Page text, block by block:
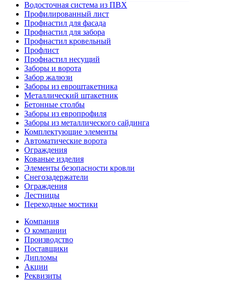
Водосточная система из ПВХ
Профилированный лист
Профнастил для фасада
Профнастил для забора
Профнастил кровельный
Профлист
Профнастил несущий
Заборы и ворота
Забор жалюзи
Заборы из евроштакетника
Металлический штакетник
Бетонные столбы
Заборы из европрофиля
Заборы из металлического сайдинга
Комплектующие элементы
Автоматические ворота
Ограждения
Кованые изделия
Элементы безопасности кровли
Снегозадержатели
Ограждения
Лестницы
Переходные мостики
Компания
О компании
Производство
Поставщики
Дипломы
Акции
Реквизиты